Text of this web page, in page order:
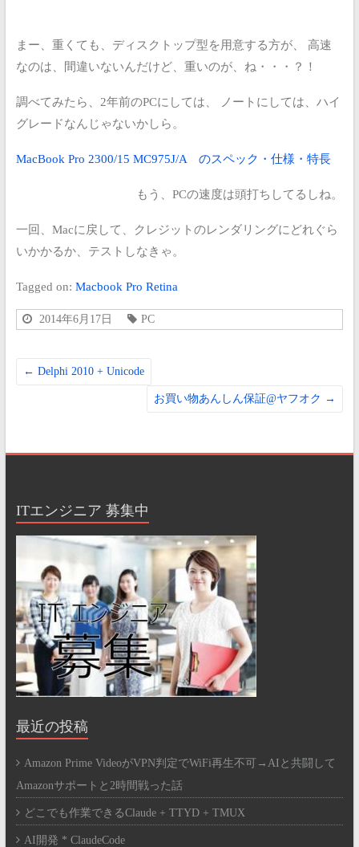
まー、重くても、ディスクトップ型を用意する方が、
高速
なのは、間違いないんだけど、重いのが、ね・・・？！
調べてみたら、2年前のPCにしては、
ノートにしては、ハイ
グレードなんじゃないかしら。
MacBook Pro 2300/15 MC975J/A のスペック・仕様・特長
もう、PCの速度は頭打ちしてるしね。
一回、Macに戻して、クレジットのレンダリングにどれぐら
いかかるか、テストしなきゃ。
Tagged on: Macbook Pro Retina
2014年6月17日 PC
← Delphi 2010 + Unicode
お買い物あんしん保証@ヤフオク →
ITエンジニア 募集中
最近の投稿
Amazon Prime VideoがVPN判定でWiFi再生不可→AIと共闘して
Amazonサポートと2時間戦った話
どこでも作業できるClaude + TTYD + TMUX
AI開発 * ClaudeCode